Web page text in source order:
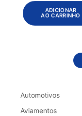
ADICIONAR
AO CARRINHO
Automotivos
Aviamentos